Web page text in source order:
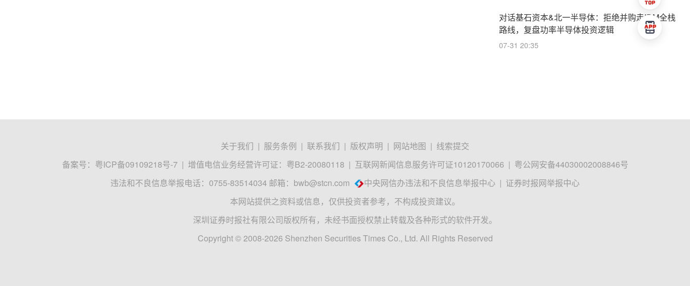
对话基石资本&北一半导体：拒绝并购走IDM全栈
路线，复盘功率半导体投资逻辑
07-31 20:35
关于我们 | 服务条例 | 联系我们 | 版权声明 | 网站地图 | 线索提交
备案号： 粤ICP备09109218号-7 | 增值电信业务经营许可证：粤B2-20080118 | 互联网新闻信息服务许可证10120170066 | 粤公网安备44030002008846号
违法和不良信息举报电话：0755-83514034 邮箱： bwb@stcn.com 中央网信办违法和不良信息举报中心 | 证券时报网举报中心
本网站提供之资料或信息，仅供投资者参考，不构成投资建议。
深圳证券时报社有限公司版权所有，未经书面授权禁止转载及各种形式的软件开发。
Copyright © 2008-2026 Shenzhen Securities Times Co., Ltd. All Rights Reserved